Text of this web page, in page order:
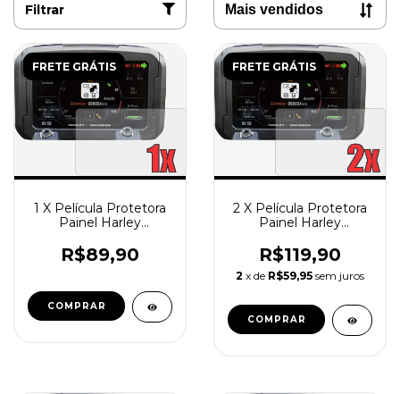
Filtrar
FRETE GRÁTIS
1 X Película Protetora
Painel Harley
R$89,90
FRETE GRÁTIS
2 X Película Protetora
Painel Harley
R$119,90
2 x de R$59,95 sem juros